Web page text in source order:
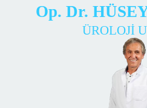
Op. Dr.
ÜROLOJİ